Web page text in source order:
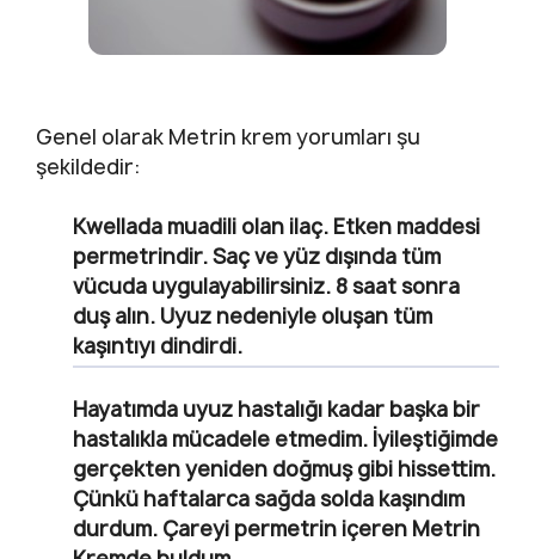
Genel olarak Metrin krem yorumları şu
şekildedir:
Kwellada muadili olan ilaç. Etken maddesi
permetrindir. Saç ve yüz dışında tüm
vücuda uygulayabilirsiniz. 8 saat sonra
duş alın. Uyuz nedeniyle oluşan tüm
kaşıntıyı dindirdi.
Hayatımda uyuz hastalığı kadar başka bir
hastalıkla mücadele etmedim. İyileştiğimde
gerçekten yeniden doğmuş gibi hissettim.
Çünkü haftalarca sağda solda kaşındım
durdum. Çareyi permetrin içeren Metrin